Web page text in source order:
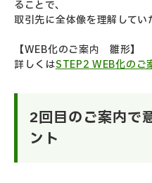
ることで、
取引先に全体像を理解してい
【WEB化のご案内 雛形】
詳しくはSTEP2 WEB化のご
2回目のご案内で
ント